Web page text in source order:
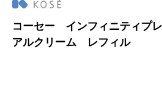
コーセー インフィニティプ
アルクリーム レフィル